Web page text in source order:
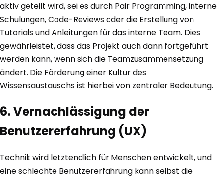
aktiv geteilt wird, sei es durch Pair Programming, interne
Schulungen, Code-Reviews oder die Erstellung von
Tutorials und Anleitungen für das interne Team. Dies
gewährleistet, dass das Projekt auch dann fortgeführt
werden kann, wenn sich die Teamzusammensetzung
ändert. Die Förderung einer Kultur des
Wissensaustauschs ist hierbei von zentraler Bedeutung.
6. Vernachlässigung der
Benutzererfahrung (UX)
Technik wird letztendlich für Menschen entwickelt, und
eine schlechte Benutzererfahrung kann selbst die